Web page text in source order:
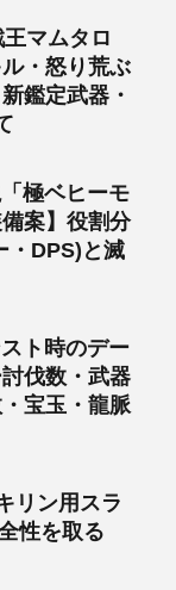
王マムタロ
・怒り荒ぶ
鑑定武器・
極ベヒーモ
案】役割分
・DPS)と滅
ト時のデー
伐数・武器
宝玉・龍脈
リン用スラ
性を取る